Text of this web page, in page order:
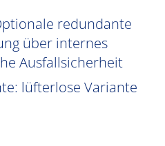
redundante
über internes
Ausfallsicherheit
lüfterlose Variante